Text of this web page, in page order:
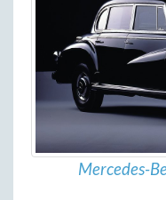
Mercedes-